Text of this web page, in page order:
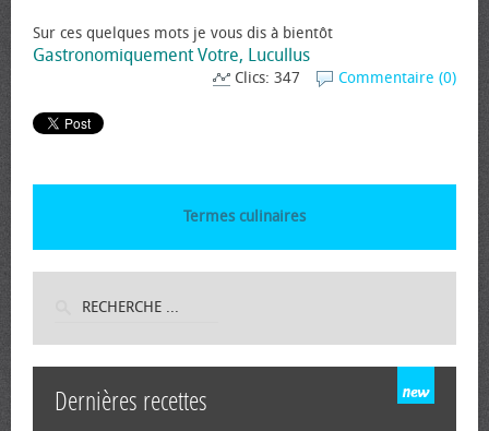
Sur ces quelques mots je vous dis à bientôt
Gastronomiquement Votre, Lucullus
Commentaire (0)
Clics: 347
Termes culinaires
Dernières recettes